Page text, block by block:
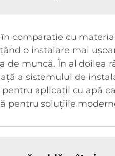
comparație cu
o instalare mai
muncă. În al doilea
a sistemului de
aplicații cu apă
pentru soluțiile